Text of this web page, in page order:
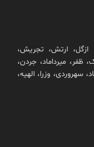
ازگل، ارتش، تجریش،
ظفر، میرداماد، جردن،
سهروردی، وزرا، الهیه،